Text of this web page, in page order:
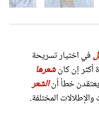
في اختيار تسريحة
أكثر إن كانشعرها
يعتقدن خطأ أنالشعر
المختلفة.